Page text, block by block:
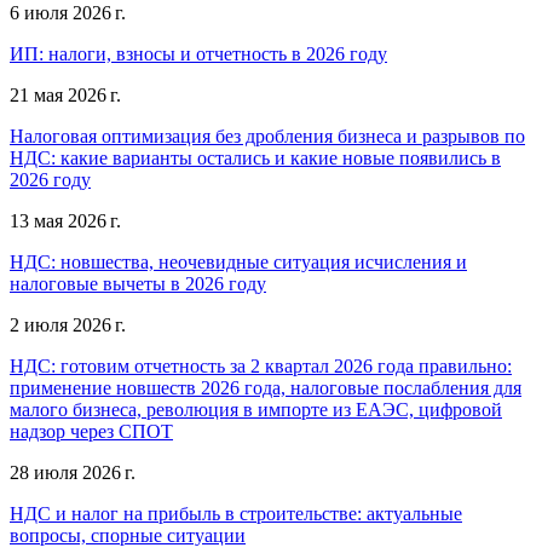
6 июля 2026 г.
ИП: налоги, взносы и отчетность в 2026 году
21 мая 2026 г.
Налоговая оптимизация без дробления бизнеса и разрывов по
НДС: какие варианты остались и какие новые появились в
2026 году
13 мая 2026 г.
НДС: новшества, неочевидные ситуация исчисления и
налоговые вычеты в 2026 году
2 июля 2026 г.
НДС: готовим отчетность за 2 квартал 2026 года правильно:
применение новшеств 2026 года, налоговые послабления для
малого бизнеса, революция в импорте из ЕАЭС, цифровой
надзор через СПОТ
28 июля 2026 г.
НДС и налог на прибыль в строительстве: актуальные
вопросы, спорные ситуации